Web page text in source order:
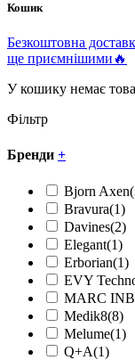
Кошик
Безкоштовна
ще приємнішими🔥
У кошику немає
Фільтр
Бренди +
Bjorn Axen
Bravura(1)
Davines(2)
Elegant(1)
Erborian(1)
EVY
MARC
Medik8(8)
Melume(1)
Q+A(1)